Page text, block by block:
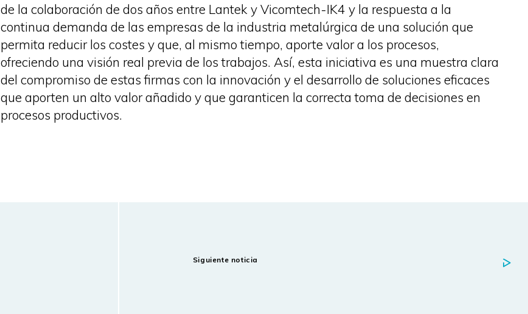
de la colaboración de dos años entre Lantek y Vicomtech-IK4 y la respuesta a la
continua demanda de las empresas de la industria metalúrgica de una solución que
permita reducir los costes y que, al mismo tiempo, aporte valor a los procesos,
ofreciendo una visión real previa de los trabajos. Así, esta iniciativa es una muestra clara
del compromiso de estas firmas con la innovación y el desarrollo de soluciones eficaces
que aporten un alto valor añadido y que garanticen la correcta toma de decisiones en
procesos productivos.
Siguiente noticia